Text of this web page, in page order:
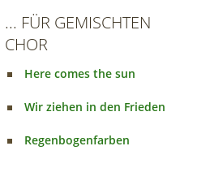
... FÜR GEMISCHTEN
CHOR
Here comes the sun
Wir ziehen in den Frieden
Regenbogenfarben